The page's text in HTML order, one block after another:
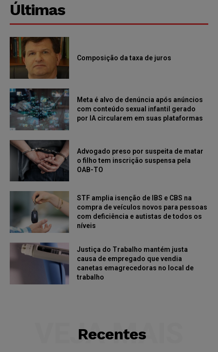
Últimas
Composição da taxa de juros
Meta é alvo de denúncia após anúncios
com conteúdo sexual infantil gerado
por IA circularem em suas plataformas
Advogado preso por suspeita de matar
o filho tem inscrição suspensa pela
OAB-TO
STF amplia isenção de IBS e CBS na
compra de veículos novos para pessoas
com deficiência e autistas de todos os
níveis
Justiça do Trabalho mantém justa
causa de empregado que vendia
canetas emagrecedoras no local de
trabalho
Recentes
VEJA MAIS